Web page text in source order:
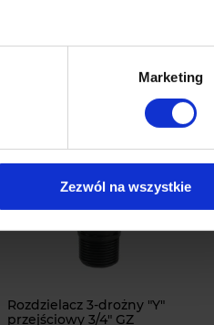
Marketing
Zezwól na wszystkie
Rozdzielacz 3-drożny "Y"
przejściowy 3/4" GZ